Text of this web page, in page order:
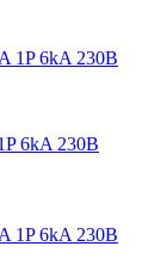
6kA 230В